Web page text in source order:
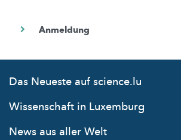
Das Neueste auf science.lu
Wissenschaft in Luxemburg
News aus aller Welt